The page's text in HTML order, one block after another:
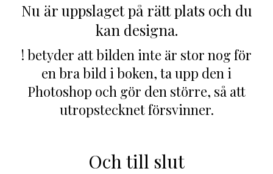
Nu är uppslaget på rätt plats och du
kan designa.
! betyder att bilden inte är stor nog för
en bra bild i boken, ta upp den i
Photoshop och gör den större, så att
utropstecknet försvinner.
Och till slut